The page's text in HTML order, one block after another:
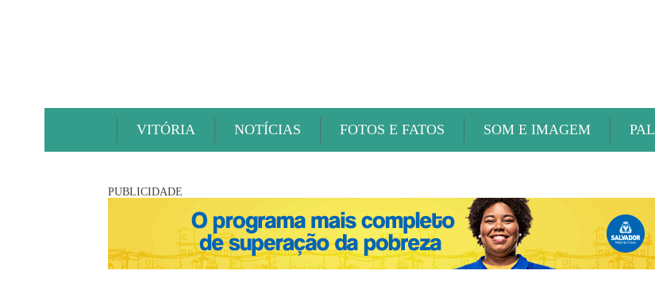
VITÓRIA NOTÍCIAS FOTOS E FATOS SOM E IMAGEM
PUBLICIDADE